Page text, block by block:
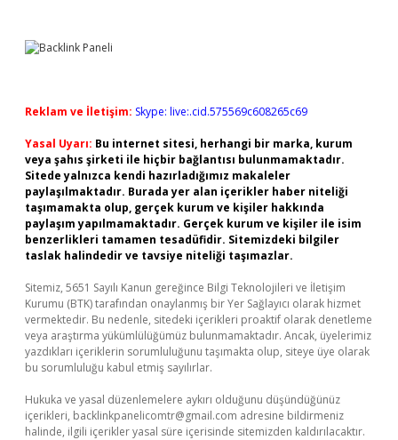
Reklam ve İletişim: Skype: live:.cid.575569c608265c69
Yasal Uyarı: Bu internet sitesi, herhangi bir marka, kurum
veya şahıs şirketi ile hiçbir bağlantısı bulunmamaktadır.
Sitede yalnızca kendi hazırladığımız makaleler
paylaşılmaktadır. Burada yer alan içerikler haber niteliği
taşımamakta olup, gerçek kurum ve kişiler hakkında
paylaşım yapılmamaktadır. Gerçek kurum ve kişiler ile isim
benzerlikleri tamamen tesadüfidir. Sitemizdeki bilgiler
taslak halindedir ve tavsiye niteliği taşımazlar.
Sitemiz, 5651 Sayılı Kanun gereğince Bilgi Teknolojileri ve İletişim
Kurumu (BTK) tarafından onaylanmış bir Yer Sağlayıcı olarak hizmet
vermektedir. Bu nedenle, sitedeki içerikleri proaktif olarak denetleme
veya araştırma yükümlülüğümüz bulunmamaktadır. Ancak, üyelerimiz
yazdıkları içeriklerin sorumluluğunu taşımakta olup, siteye üye olarak
bu sorumluluğu kabul etmiş sayılırlar.
Hukuka ve yasal düzenlemelere aykırı olduğunu düşündüğünüz
içerikleri, backlinkpanelicomtr@gmail.com adresine bildirmeniz
halinde, ilgili içerikler yasal süre içerisinde sitemizden kaldırılacaktır.